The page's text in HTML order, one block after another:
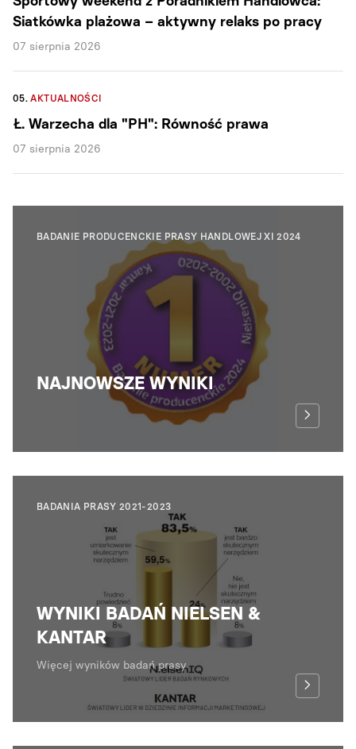
Siatkówka plażowa – aktywny relaks po pracy
07 sierpnia 2026
05. AKTUALNOŚCI
Ł. Warzecha dla "PH": Równość prawa
07 sierpnia 2026
BADANIE PRODUCENCKIE PRASY HANDLOWEJ XI 2024
NAJNOWSZE WYNIKI
BADANIA PRASY 2021-2023
WYNIKI BADAŃ NIELSEN &
KANTAR
Więcej wyników badań prasy